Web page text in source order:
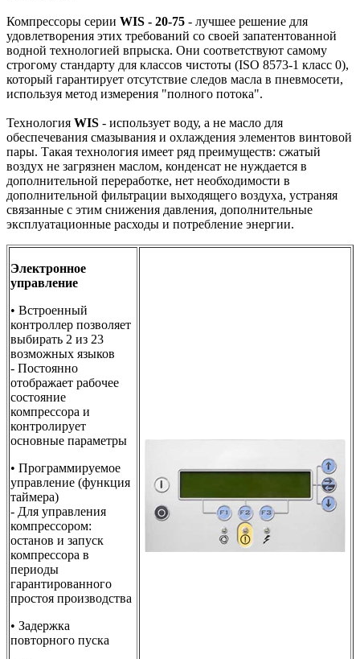
Компрессоры серии WIS - 20-75 - лучшее решение для
удовлетворения этих требований со своей запатентованной
водной технологией впрыска. Они соответствуют самому
строгому стандарту для классов чистоты (ISO 8573-1 класс 0),
который гарантирует отсутствие следов масла в пневмосети,
используя метод измерения "полного потока".
Технология WIS - использует воду, а не масло для
обеспечевания смазывания и охлаждения элементов винтовой
пары. Такая технология имеет ряд преимуществ: сжатый
воздух не загрязнен маслом, конденсат не нуждается в
дополнительной переработке, нет необходимости в
дополнительной фильтрации выходящего воздуха, устраняя
связанные с этим снижения давления, дополнительные
эксплуатационные расходы и потребление энергии.
Электронное
управление
• Встроенный
контроллер позволяет
выбирать 2 из 23
возможных языков
- Постоянно
отображает рабочее
состояние
компрессора и
контролирует
основные параметры
• Программируемое
управление (функция
таймера)
- Для управления
компрессором:
останов и запуск
компрессора в
периоды
гарантированного
простоя производства
• Задержка
повторного пуска